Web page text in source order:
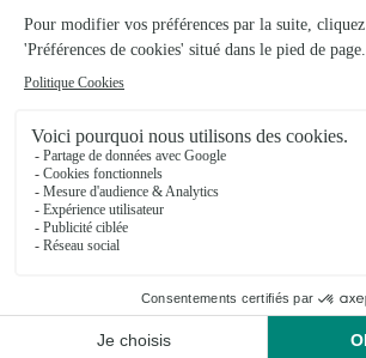
Saint-Pé-d’Ardet
Facile pour commander en ligne
Facile pour commander en ligne
28/04/2026
★ ★ ★ ★ ★
Service grand luxe 👍